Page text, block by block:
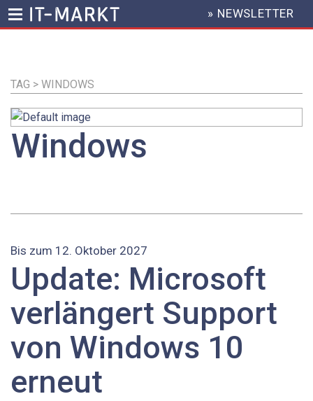
Inhalt
HEADER
MENU
» NEWSLETTER
TAG > WINDOWS
Windows
Bis zum 12. Oktober 2027
Update: Microsoft
verlängert Support
von Windows 10
erneut